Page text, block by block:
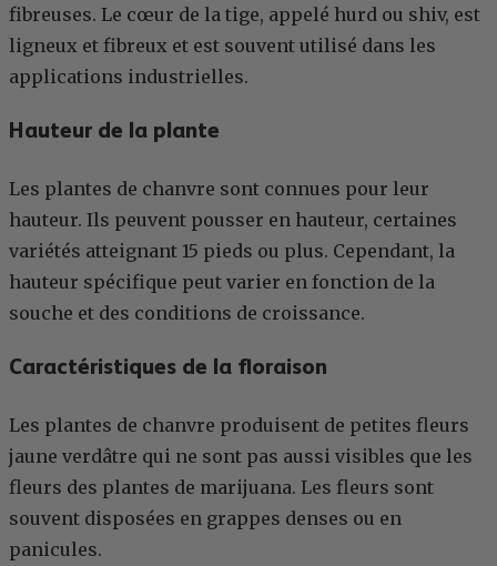
fibreuses. Le cœur de la tige, appelé hurd ou shiv, est
ligneux et fibreux et est souvent utilisé dans les
applications industrielles.
Hauteur de la plante
Les plantes de chanvre sont connues pour leur
hauteur. Ils peuvent pousser en hauteur, certaines
variétés atteignant 15 pieds ou plus. Cependant, la
hauteur spécifique peut varier en fonction de la
souche et des conditions de croissance.
Caractéristiques de la floraison
Les plantes de chanvre produisent de petites fleurs
jaune verdâtre qui ne sont pas aussi visibles que les
fleurs des plantes de marijuana. Les fleurs sont
souvent disposées en grappes denses ou en
panicules.